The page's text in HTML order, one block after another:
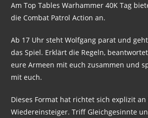
Am Top Tables Warhammer 40K Tag
die Combat Patrol Action an.
Ab 17 Uhr steht Wolfgang parat und
das Spiel. Erklärt die Regeln,
eure Armeen mit euch zusammen und
mit euch.
Dieses Format hat richtet sich explizit
Wiedereinsteiger. Triff Gleichgesinnte